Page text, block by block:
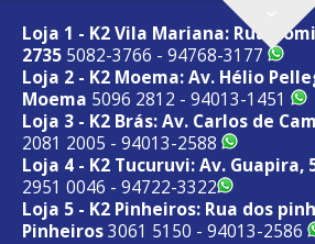
Loja 1 - K2 Vila Mariana: Rua
2735 5082-3766 - 94768-3177
Loja 2 - K2 Moema: Av. Hélio
Moema 5096 2812 - 94013-1451
Loja 3 - K2 Brás: Av. Carlos de
2081 2005 - 94013-2588
Loja 4 - K2 Tucuruvi: Av. Guapira,
2951 0046 - 94722-3322
Loja 5 - K2 Pinheiros: Rua dos
Pinheiros3061 5150 - 94013-2586